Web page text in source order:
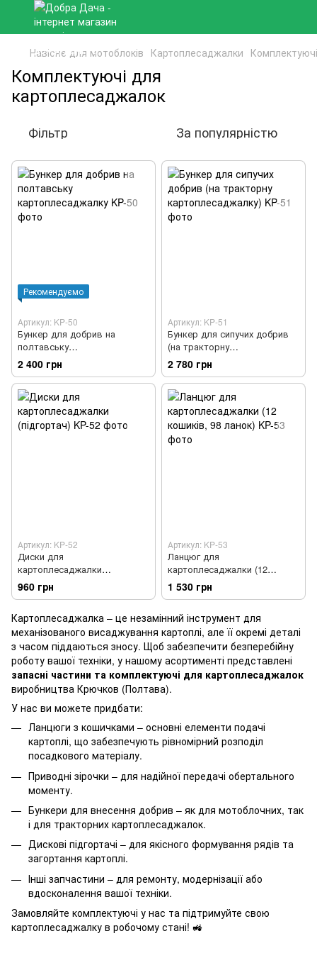
Навісне для мотоблоків Картоплесаджалки
Комплектуючі для
картоплесаджалок
Фільтр За популярністю
Рекомендуємо
Артикул: KP-50
Бункер для добрив на
полтавську
картоплесаджалку
2 400 грн
Артикул: KP-51
Бункер для сипучих добрив
(на тракторну
картоплесаджалку)
2 780 грн
Артикул: KP-52
Диски для
картоплесаджалки
(підгортач)
960 грн
Артикул: KP-53
Ланцюг для
картоплесаджалки (12
кошиків, 98 ланок)
1 530 грн
Картоплесаджалка – це незамінний інструмент для
механізованого висаджування картоплі, але її окремі деталі
з часом піддаються зносу. Щоб забезпечити безперебійну
роботу вашої техніки, у нашому асортименті представлені
запасні частини та комплектуючі для картоплесаджалок
виробництва Крючков (Полтава).
У нас ви можете придбати:
Ланцюги з кошичками – основні елементи подачі
картоплі, що забезпечують рівномірний розподіл
посадкового матеріалу.
Приводні зірочки – для надійної передачі обертального
моменту.
Бункери для внесення добрив – як для мотоблочних, так
і для тракторних картоплесаджалок.
Дискові підгортачі – для якісного формування рядів та
загортання картоплі.
Інші запчастини – для ремонту, модернізації або
вдосконалення вашої техніки.
Замовляйте комплектуючі у нас та підтримуйте свою
картоплесаджалку в робочому стані! 🚜